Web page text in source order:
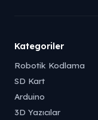
Kategoriler
Robotik Kodlama
SD Kart
Arduino
3D Yazıcılar